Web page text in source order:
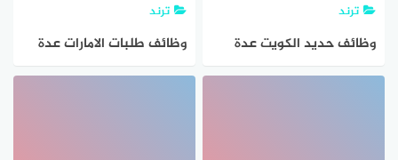
ترند
وظائف حديد الكويت عدة
تخصصات للمواطنين
ترند
وظائف طلبات الامارات عدة
تخصصات للمواطنين